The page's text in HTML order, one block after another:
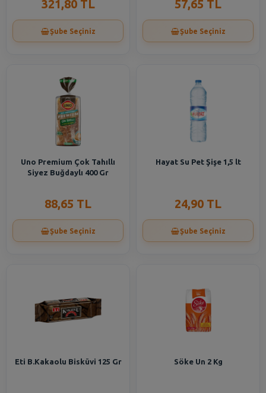
321,80 TL
Şube Seçiniz
57,65 TL
Şube Seçiniz
Uno Premium Çok Tahıllı
Siyez Buğdaylı 400 Gr
88,65 TL
Şube Seçiniz
Hayat Su Pet Şişe 1,5 lt
24,90 TL
Şube Seçiniz
Eti B.Kakaolu Bisküvi 125 Gr Söke Un 2 Kg